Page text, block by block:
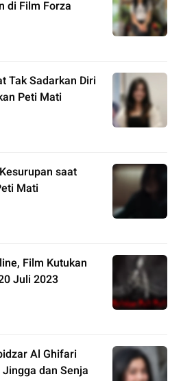
di Film Forza
Tak Sadarkan Diri
Peti Mati
saat
Mati
Film Kutukan
Juli 2023
Al Ghifari
dan Senja